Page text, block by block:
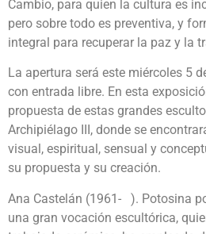
Cambio, para quien la cultura es
pero sobre todo es preventiva, y
integral para recuperar la paz y la
La apertura será este miércoles 5
con entrada libre. En esta
propuesta de estas grandes
Archipiélago III, donde se
visual, espiritual, sensual y
su propuesta y su creación.
Ana Castelán (1961- ). Potosina
una gran vocación escultórica,